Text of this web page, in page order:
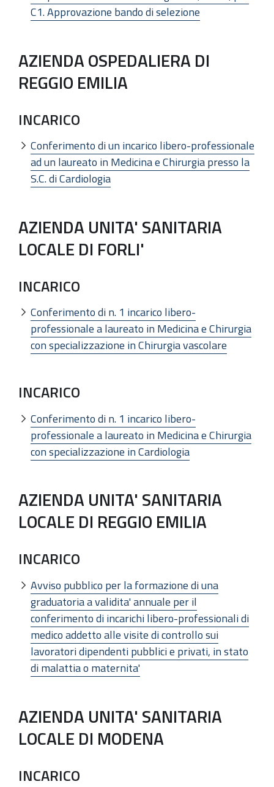
C1. Approvazione bando di selezione
AZIENDA OSPEDALIERA DI
REGGIO EMILIA
INCARICO
Conferimento di un incarico libero-professionale
ad un laureato in Medicina e Chirurgia presso la
S.C. di Cardiologia
AZIENDA UNITA' SANITARIA
LOCALE DI FORLI'
INCARICO
Conferimento di n. 1 incarico libero-
professionale a laureato in Medicina e Chirurgia
con specializzazione in Chirurgia vascolare
INCARICO
Conferimento di n. 1 incarico libero-
professionale a laureato in Medicina e Chirurgia
con specializzazione in Cardiologia
AZIENDA UNITA' SANITARIA
LOCALE DI REGGIO EMILIA
INCARICO
Avviso pubblico per la formazione di una
graduatoria a validita' annuale per il
conferimento di incarichi libero-professionali di
medico addetto alle visite di controllo sui
lavoratori dipendenti pubblici e privati, in stato
di malattia o maternita'
AZIENDA UNITA' SANITARIA
LOCALE DI MODENA
INCARICO